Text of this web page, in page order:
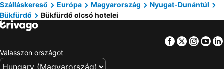
All in Red Thermenhotel
Négy Évszak Vendégház
Hotel Bassiana
Gerendas Panzió
Harmónia Hotel Sárvár
Melea - The Health Concept
Kőszeghegyalja Vendégház
Vitalmed Hotel Sárvár
Szálláskereső Európa Magyarország
Nyugat-Dunántúl
Bükfürdő
Bükfürdő olcsó hotelei
Facebook
Twitter
Válasszon országot